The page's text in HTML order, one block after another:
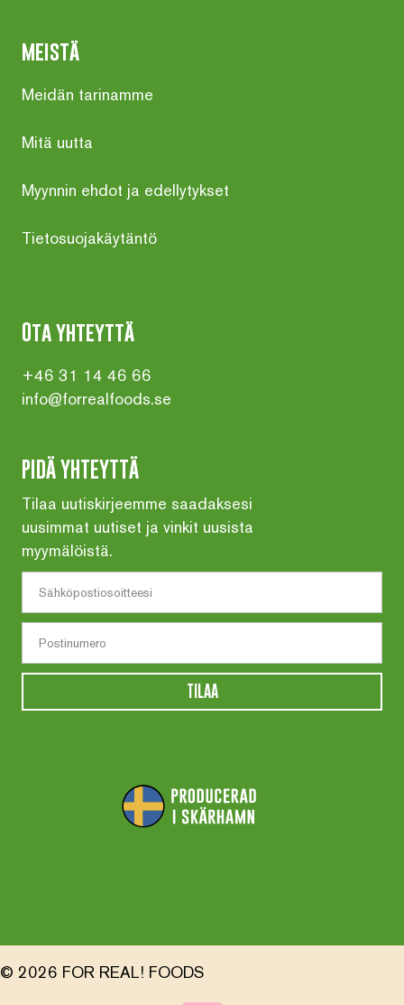
meistä
Meidän tarinamme
Mitä uutta
Myynnin ehdot ja edellytykset
Tietosuojakäytäntö
Ota yhteyttä
+46 31 14 46 66
info@forrealfoods.se
PIDÄ YHTEYTTÄ
Tilaa uutiskirjeemme saadaksesi
uusimmat uutiset ja vinkit uusista
myymälöistä.
TILAA
© 2026 FOR REAL! FOODS